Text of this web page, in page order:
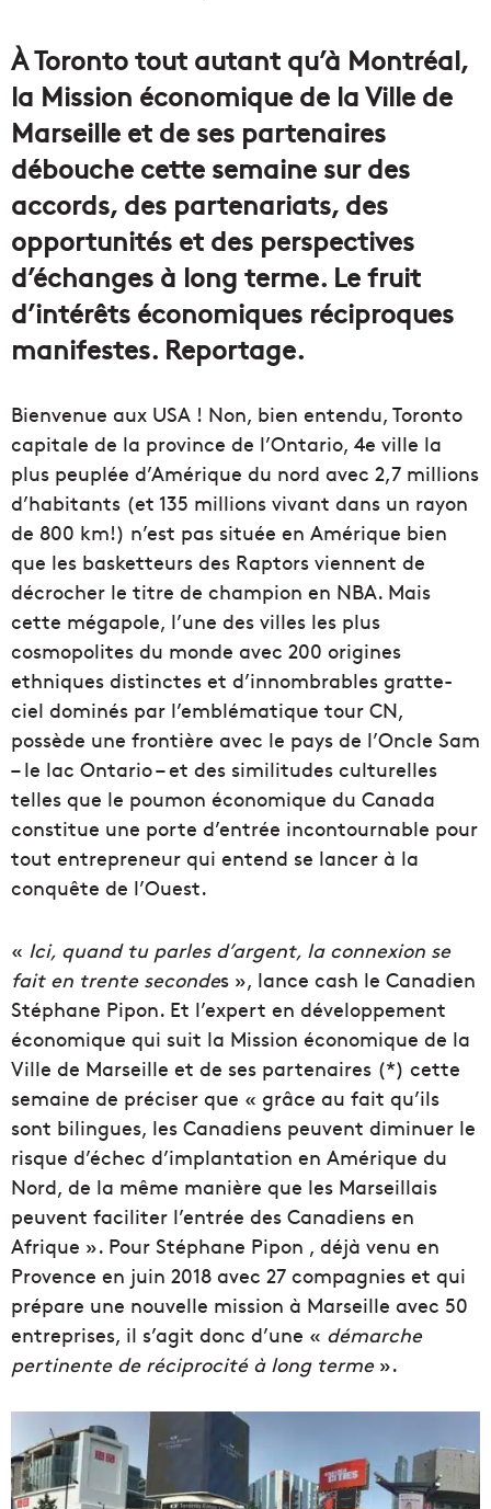
À Toronto tout autant qu’à Montréal,
la Mission économique de la Ville de
Marseille et de ses partenaires
débouche cette semaine sur des
accords, des partenariats, des
opportunités et des perspectives
d’échanges à long terme. Le fruit
d’intérêts économiques réciproques
manifestes. Reportage.
Bienvenue aux USA ! Non, bien entendu, Toronto
capitale de la province de l’Ontario, 4e ville la
plus peuplée d’Amérique du nord avec 2,7 millions
d’habitants (et 135 millions vivant dans un rayon
de 800 km!) n’est pas située en Amérique bien
que les basketteurs des Raptors viennent de
décrocher le titre de champion en NBA. Mais
cette mégapole, l’une des villes les plus
cosmopolites du monde avec 200 origines
ethniques distinctes et d’innombrables gratte-
ciel dominés par l’emblématique tour CN,
possède une frontière avec le pays de l’Oncle Sam
– le lac Ontario – et des similitudes culturelles
telles que le poumon économique du Canada
constitue une porte d’entrée incontournable pour
tout entrepreneur qui entend se lancer à la
conquête de l’Ouest.
« Ici, quand tu parles d’argent, la connexion se
fait en trente secondes », lance cash le Canadien
Stéphane Pipon. Et l’expert en développement
économique qui suit la Mission économique de la
Ville de Marseille et de ses partenaires (*) cette
semaine de préciser que « grâce au fait qu’ils
sont bilingues, les Canadiens peuvent diminuer le
risque d’échec d’implantation en Amérique du
Nord, de la même manière que les Marseillais
peuvent faciliter l’entrée des Canadiens en
Afrique ». Pour Stéphane Pipon , déjà venu en
Provence en juin 2018 avec 27 compagnies et qui
prépare une nouvelle mission à Marseille avec 50
entreprises, il s’agit donc d’une « démarche
pertinente de réciprocité à long terme».